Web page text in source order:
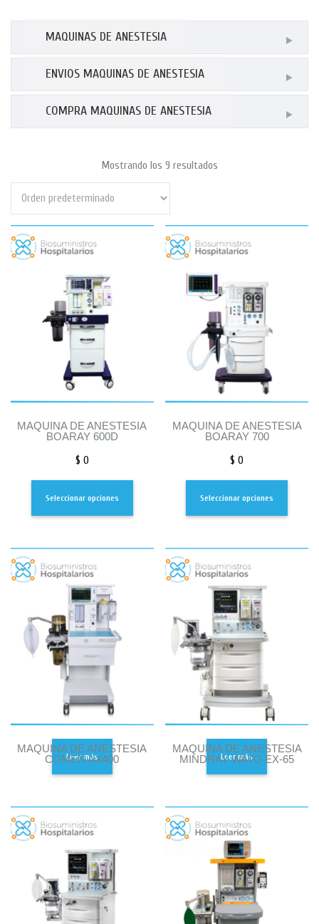
MAQUINAS DE ANESTESIA
ENVIOS MAQUINAS DE ANESTESIA
COMPRA MAQUINAS DE ANESTESIA
Mostrando los 9 resultados
MAQUINA DE ANESTESIA
BOARAY 600D
$ 0
Seleccionar opciones
MAQUINA DE ANESTESIA
BOARAY 700
$ 0
Seleccionar opciones
MAQUINA DE ANESTESIA
COMEN AX400
Leer más
MAQUINA DE ANESTESIA
MINDRAY WATO EX-65
Leer más